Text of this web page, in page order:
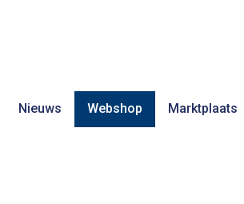
Nieuws Webshop Marktplaats